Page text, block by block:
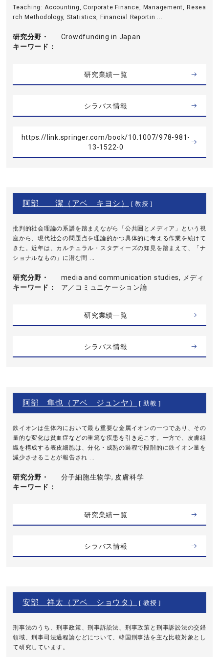
Teaching: Accounting, Corporate Finance, Management, Resea
rch Methodology, Statistics, Financial Reportin ...
研究分野・
キーワード
Crowdfunding in Japan
研究業績一覧
シラバス情報
https://link.springer.com/book/10.1007/978-981-
13-1522-0
阿部 潔（アベ キヨシ） [ 教授 ]
批判的社会理論の系譜を踏まえながら「公共圏とメディア」という視
座から、現代社会の問題点を理論的かつ具体的に考える作業を続けて
きた。近年は、カルチュラル・スタディーズの知見を踏まえて、「ナ
ショナルなもの」に潜む問 ...
研究分野・
キーワード
media and communication studies, メディ
ア／コミュニケーション論
研究業績一覧
シラバス情報
阿部 隼也（アベ ジュンヤ） [ 助教 ]
鉄イオンは生体内において最も重要な金属イオンの一つであり、その
量的な変化は貧血症などの重篤な疾患を引き起こす。一方で、皮膚組
織を構成する表皮細胞は、分化・成熟の過程で段階的に鉄イオン量を
減少させることが報告され ...
研究分野・
キーワード
分子細胞生物学, 皮膚科学
研究業績一覧
シラバス情報
安部 祥太（アベ ショウタ） [ 教授 ]
刑事法のうち、刑事政策、刑事訴訟法、刑事政策と刑事訴訟法の交錯
領域、刑事司法過程論などについて、韓国刑事法を主な比較対象とし
て研究しています。